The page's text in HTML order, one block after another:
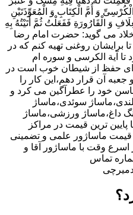
وَ أُمَّ الْکِتَابِ وَ الْمُعَوِّذَتَیْنِ
وَ الْقَارُورَةِ فَفَعَلْتُ ثُمَّ أَتَیْتُهُ بِهِ
خلاد می گوید: حضرت امام رضا
برایشان روغنى تهیه کنم که در
تا آیة الکرسى و سوره ام
حفظ از شیطان خوب است در
آن قرار دهم،این کار را
خود را عطرآگین می کرد و
تایلندی،ماساژ سوئدی،ماساژ
داغ،ماساژ ورزشی،ماساژ
ترین قیمت در مراکز
قیمت ماساژور علمی و تضمینی
وقت با ماساژور آقا و
تماس